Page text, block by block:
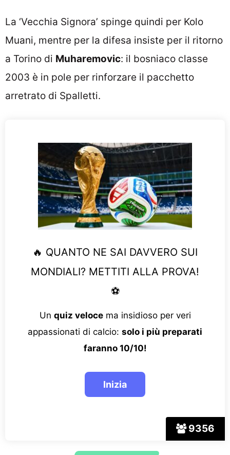
La ‘Vecchia Signora’ spinge quindi per Kolo
Muani, mentre per la difesa insiste per il ritorno
a Torino di Muharemovic: il bosniaco classe
2003 è in pole per rinforzare il pacchetto
arretrato di Spalletti.
9356
🔥 QUANTO NE SAI DAVVERO SUI
MONDIALI? METTITI ALLA PROVA!
⚽
Un quiz velocema insidioso per veri
appassionati di calcio: solo i più preparati
faranno 10/10!